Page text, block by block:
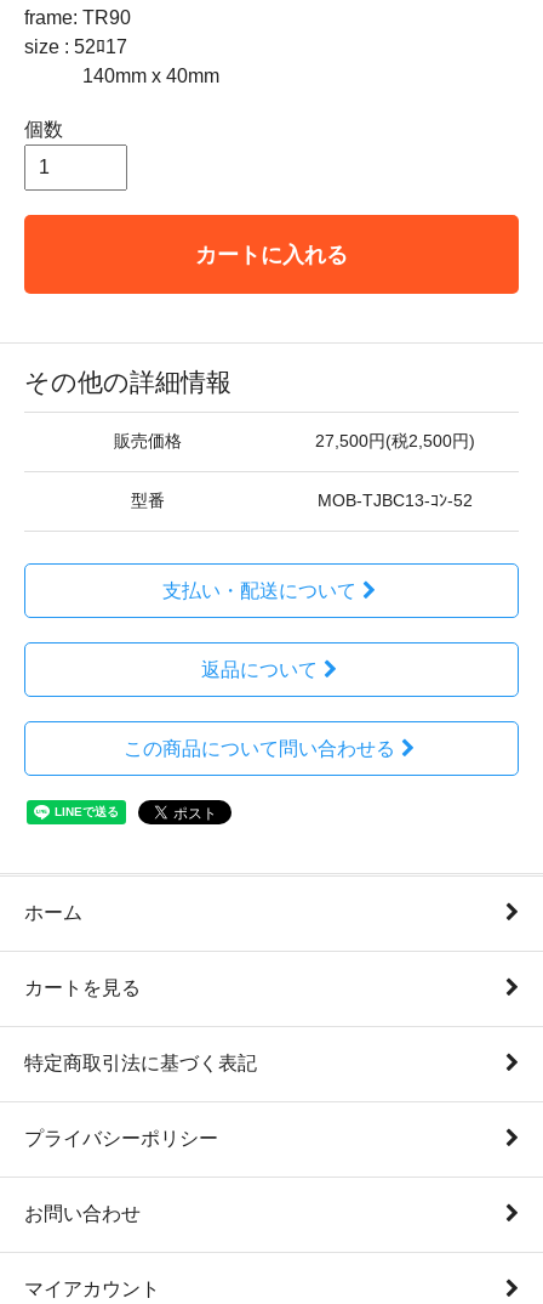
frame: TR90
size : 52ﾛ17
140mm x 40mm
個数
カートに入れる
その他の詳細情報
販売価格 27,500円(税2,500円)
型番 MOB-TJBC13-ｺﾝ-52
支払い・配送について
返品について
この商品について問い合わせる
ホーム
カートを見る
特定商取引法に基づく表記
プライバシーポリシー
お問い合わせ
マイアカウント